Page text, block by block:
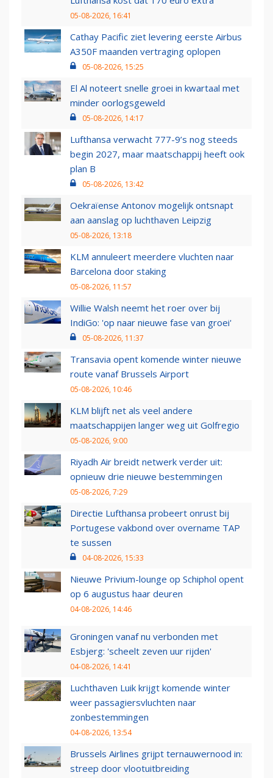
05-08-2026, 16:41
Cathay Pacific ziet levering eerste Airbus
A350F maanden vertraging oplopen
05-08-2026, 15:25
El Al noteert snelle groei in kwartaal met
minder oorlogsgeweld
05-08-2026, 14:17
Lufthansa verwacht 777-9’s nog steeds
begin 2027, maar maatschappij heeft ook
plan B
05-08-2026, 13:42
Oekraïense Antonov mogelijk ontsnapt
aan aanslag op luchthaven Leipzig
05-08-2026, 13:18
KLM annuleert meerdere vluchten naar
Barcelona door staking
05-08-2026, 11:57
Willie Walsh neemt het roer over bij
IndiGo: 'op naar nieuwe fase van groei'
05-08-2026, 11:37
Transavia opent komende winter nieuwe
route vanaf Brussels Airport
05-08-2026, 10:46
KLM blijft net als veel andere
maatschappijen langer weg uit Golfregio
05-08-2026, 9:00
Riyadh Air breidt netwerk verder uit:
opnieuw drie nieuwe bestemmingen
05-08-2026, 7:29
Directie Lufthansa probeert onrust bij
Portugese vakbond over overname TAP
te sussen
04-08-2026, 15:33
Nieuwe Privium-lounge op Schiphol opent
op 6 augustus haar deuren
04-08-2026, 14:46
Groningen vanaf nu verbonden met
Esbjerg: 'scheelt zeven uur rijden'
04-08-2026, 14:41
Luchthaven Luik krijgt komende winter
weer passagiersvluchten naar
zonbestemmingen
04-08-2026, 13:54
Brussels Airlines grijpt ternauwernood in:
streep door vlootuitbreiding